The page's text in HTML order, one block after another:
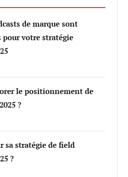
de marque sont
votre stratégie
le positionnement de
?
sa stratégie de field
?